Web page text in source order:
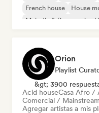
French house
House
Melodic & Progressive
Orion
Playlist
&gt; 3900
Acid houseCasa Afro /
Comercial / Mainstream
Agregar artistas a mis